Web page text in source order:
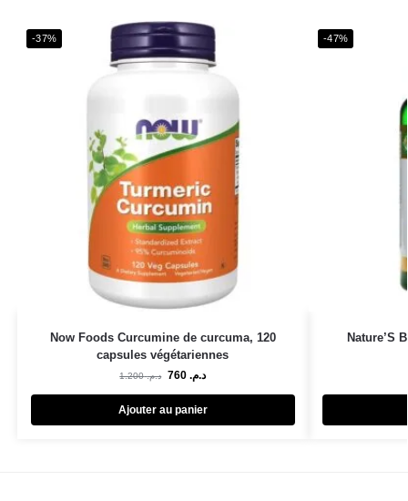
-37%
Now Foods Curcumine de curcuma, 120
capsules végétariennes
د.م.1.200 د.م.760
Ajouter au panier
-47%
Nature’S